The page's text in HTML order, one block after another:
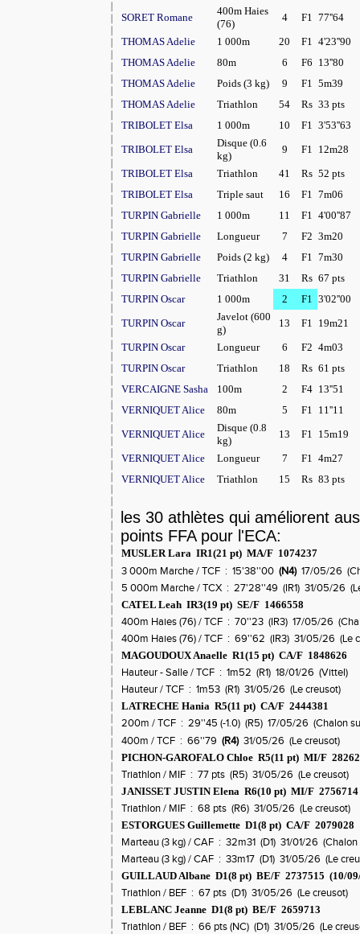
SORET Romane
400m Haies
(76)
4 F1 77''64
THOMAS Adelie
1 000m 20 F1 4'23''90
THOMAS Adelie
80m 6 F6 13''80
THOMAS Adelie
Poids (3 kg) 9 F1 5m39
THOMAS Adelie
Triathlon 54 Rs 33 pts
TRIBOLET Elsa
1 000m 10 F1 3'53''63
TRIBOLET Elsa
Disque (0.6
kg)
9 F1 12m28
TRIBOLET Elsa
Triathlon 41 Rs 52 pts
TRIBOLET Elsa
Triple saut 16 F1 7m06
TURPIN Gabrielle
1 000m 11 F1 4'00''87
TURPIN Gabrielle
Longueur 7 F2 3m20
TURPIN Gabrielle
Poids (2 kg) 4 F1 7m30
TURPIN Gabrielle
Triathlon 31 Rs 67 pts
TURPIN Oscar
1 000m 2 F1 3'02''00
TURPIN Oscar
Javelot (600
g)
13 F1 19m21
TURPIN Oscar
Longueur 6 F2 4m03
TURPIN Oscar
Triathlon 18 Rs 61 pts
VERCAIGNE Sasha
100m 2 F4 13''51
VERNIQUET Alice
80m 5 F1 11''11
VERNIQUET Alice
Disque (0.8
kg)
13 F1 15m19
VERNIQUET Alice
Longueur 7 F1 4m27
VERNIQUET Alice
Triathlon 15 Rs 83 pts
les 30 athlètes qui améliorent
points FFA pour l'ECA:
MUSLER Lara IR1(21 pt) MA/F 1074237
3 000m Marche / TCF : 15'38''00 (N4)17/05/26
5 000m Marche / TCX : 27'28''49 (IR1) 31/05/26
CATEL Leah IR3(19 pt) SE/F 1466558
400m Haies (76) / TCF : 70''23 (IR3) 17/05/26
400m Haies (76) / TCF : 69''62 (IR3) 31/05/26 (Le
MAGOUDOUX Anaelle R1(15 pt) CA/F 1848626
Hauteur - Salle / TCF : 1m52 (R1) 18/01/26 (Vittel)
Hauteur / TCF : 1m53 (R1) 31/05/26 (Le creusot)
LATRECHE Hania R5(11 pt) CA/F 2444381
200m / TCF : 29''45 (-1.0) (R5) 17/05/26 (Chalon
400m / TCF : 66''79 (R4)31/05/26 (Le creusot)
PICHON-GAROFALO Chloe R5(11 pt) MI/F
Triathlon / MIF : 77 pts (R5) 31/05/26 (Le creusot)
JANISSET JUSTIN Elena R6(10 pt) MI/F 2756714
Triathlon / MIF : 68 pts (R6) 31/05/26 (Le creusot)
ESTORGUES Guillemette D1(8 pt) CA/F 2079028
Marteau (3 kg) / CAF : 32m31 (D1) 31/01/26 (Chalon
Marteau (3 kg) / CAF : 33m17 (D1) 31/05/26 (Le
GUILLAUD Albane D1(8 pt) BE/F 2737515 (10/
Triathlon / BEF : 67 pts (D1) 31/05/26 (Le creusot)
LEBLANC Jeanne D1(8 pt) BE/F 2659713
Triathlon / BEF : 66 pts (NC) (D1) 31/05/26 (Le